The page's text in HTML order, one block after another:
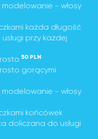
modelowanie - włosy
każda długość
przy każdej
50 PLN
gorącymi
modelowanie - włosy
końcówek
doliczana do usługi